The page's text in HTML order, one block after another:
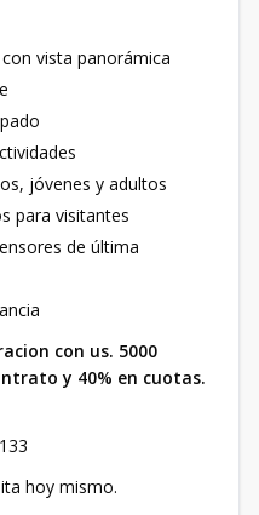
vista panorámica
jóvenes y adultos
para visitantes
de última
con us. 5000
y 40% en cuotas.
hoy mismo.